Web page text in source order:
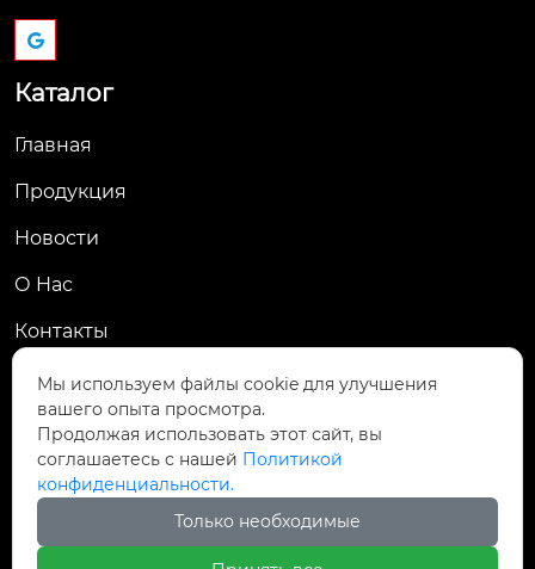
Каталог
Главная
Продукция
Новости
О Hас
Контакты
Контакты

Пров. Хэнань, г. Цзяоцзо, уезд Учжи, промзона
Чжаньдянь, ул. Промышленная Средняя
+86-18237110602
Мы используем файлы cookie для улучшения
вашего опыта просмотра.
Продолжая использовать этот сайт, вы
соглашаетесь с нашей Политикой
конфиденциальности.
Только необходимые